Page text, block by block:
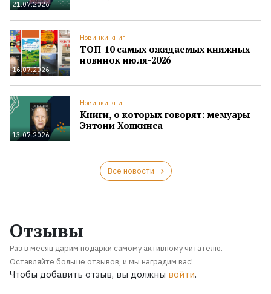
21.07.2026
16.07.2026
Новинки книг
ТОП-10 самых ожидаемых книжных
новинок июля-2026
13.07.2026
Новинки книг
Книги, о которых говорят: мемуары
Энтони Хопкинса
Все новости
Отзывы
Раз в месяц дарим подарки самому активному читателю.
Оставляйте больше отзывов, и мы наградим вас!
Чтобы добавить отзыв, вы должны войти.